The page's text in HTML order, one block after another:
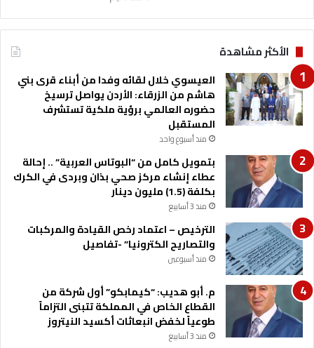
ر
ف
ل
ف
ي
ح
ر
ا
الأكثر مشاهدة
العيسوي خلال لقائه وفدا من أبناء قرى بني
هاشم من الزرقاء: الأردن يواصل ترسيخ
حضوره العالمي برؤية ملكية تستشرف
المستقبل
منذ أسبوع واحد
بتمويل كامل من “البوتاس العربية” .. إحالة
عطاء إنشاء مركز صحي بذان وبردى في الكرك
بكلفة (1.5) مليون دينار
منذ 3 أسابيع
الترخيص – اعتماد رخص القيادة والمركبات
والتصاريح الكترونيا” -تفاصيل
منذ أسبوعين
م. أبو هديب: “كيمابكو” أول شركة من
القطاع الخاص في المملكة تتبنى التزاماً
طوعياً لخفض انبعاثات أكسيد النيتروز
منذ 3 أسابيع